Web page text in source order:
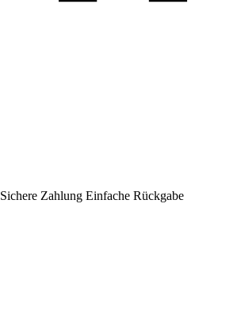
Sichere Zahlung Einfache Rückgabe